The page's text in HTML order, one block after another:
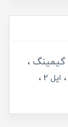
گیمینگ
اپل 2